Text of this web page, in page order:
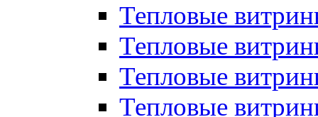
Тепловые
Тепловые
Тепловые
Тепловые